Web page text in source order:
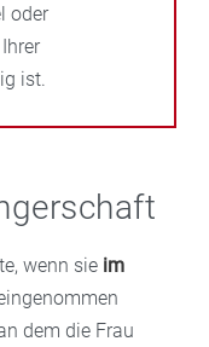
oder
ist.
wenn sie im
dem die Frau